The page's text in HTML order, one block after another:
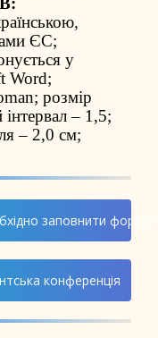
ЄС;
у
Word;
розмір
– 1,5;
– 2,0 см;
заповнити форму
конференція